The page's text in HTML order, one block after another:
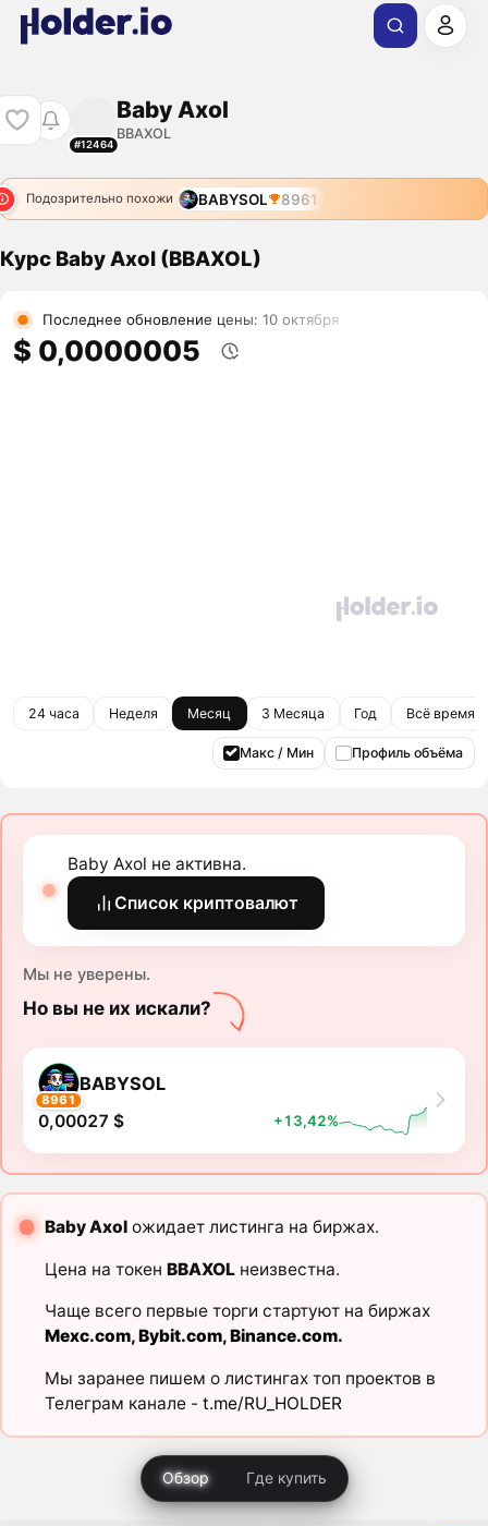
#12464
Baby Axol
BBAXOL
Подозрительно похожи BABYSOL 8961
Курс Baby Axol (BBAXOL)
Последнее обновление цены: 10 октября
$ 0,0000005
24 часа Неделя Месяц 3 Месяца Год Всё время
Макс / Мин Профиль объёма
Baby Axol не активна.
Список криптовалют
Мы не уверены.
Но вы не их искали?
8961
BABYSOL
0,00027 $ +13,42%
Baby Axolожидает листинга на биржах.
Цена на токен BBAXOLнеизвестна.
Чаще всего первые торги стартуют на биржах
Mexc.com,Bybit.com,Binance.com.
Мы заранее пишем о листингах топ проектов в
Телеграм канале - t.me/RU_HOLDER
Обзор Где купить